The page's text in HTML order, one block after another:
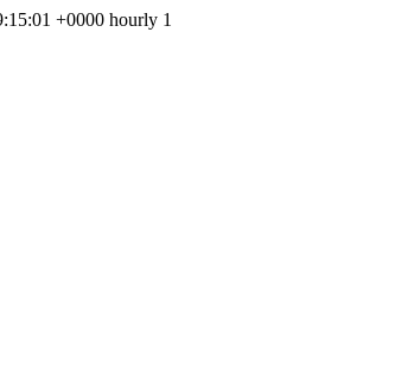
+0000 hourly 1